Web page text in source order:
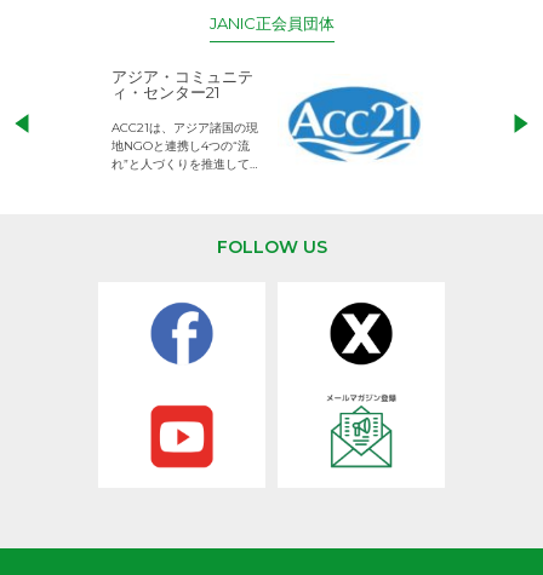
JANIC正会員団体
アジア・コミュニテ
ィ・センター21
ACC21は、アジア諸国の現
地NGOと連携し4つの“流
れ”と人づくりを推進してい
児童労働のない
権利が守られた
FOLLOW US